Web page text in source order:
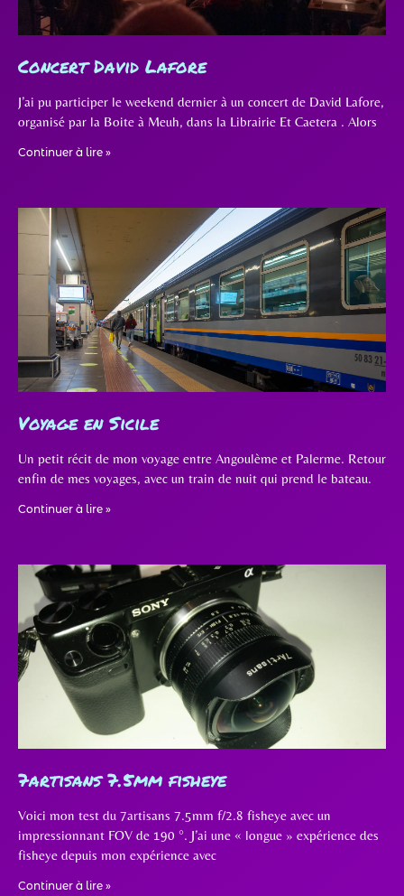
Concert David Lafore
J’ai pu participer le weekend dernier à un concert de David Lafore,
organisé par la Boite à Meuh, dans la Librairie Et Caetera . Alors
Continuer à lire »
Voyage en Sicile
Un petit récit de mon voyage entre Angoulème et Palerme. Retour
enfin de mes voyages, avec un train de nuit qui prend le bateau.
Continuer à lire »
7artisans 7.5mm fisheye
Voici mon test du 7artisans 7.5mm f/2.8 fisheye avec un
impressionnant FOV de 190 °. J’ai une « longue » expérience des
fisheye depuis mon expérience avec
Continuer à lire »